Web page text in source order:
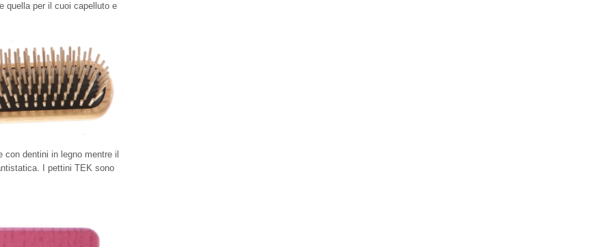
quella per il cuoi capelluto e
dentini in legno mentre il
I pettini TEK sono